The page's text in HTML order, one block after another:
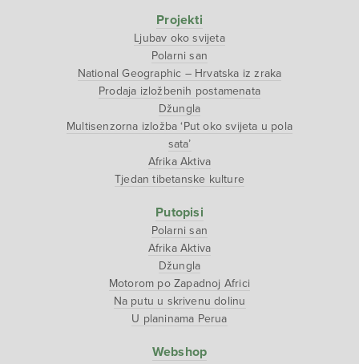
Projekti
Ljubav oko svijeta
Polarni san
National Geographic – Hrvatska iz zraka
Prodaja izložbenih postamenata
Džungla
Multisenzorna izložba ‘Put oko svijeta u pola
sata’
Afrika Aktiva
Tjedan tibetanske kulture
Putopisi
Polarni san
Afrika Aktiva
Džungla
Motorom po Zapadnoj Africi
Na putu u skrivenu dolinu
U planinama Perua
Webshop